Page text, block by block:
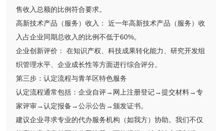
售收入总额的比例符合要求。
高新技术产品（服务）收入： 近一年高新技术产品（服务）收
入占企业同期总收入的比例不低于60%。
企业创新评价： 在知识产权、科技成果转化能力、研究开发组
织管理水平、企业成长性等方面进行综合评分。
第三步：认定流程与青羊区特色服务
认定流程通常包括：企业自评→网上注册登记→提交材料→专
家评审→认定报备→公示公告→颁发证书。
建议企业寻求专业的代办服务机构（如我方）协助。我们不仅